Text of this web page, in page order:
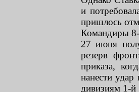
и
пришлось
Командиры 8-
27 июня
резерв
приказа,
нанести
дивизиям 1-